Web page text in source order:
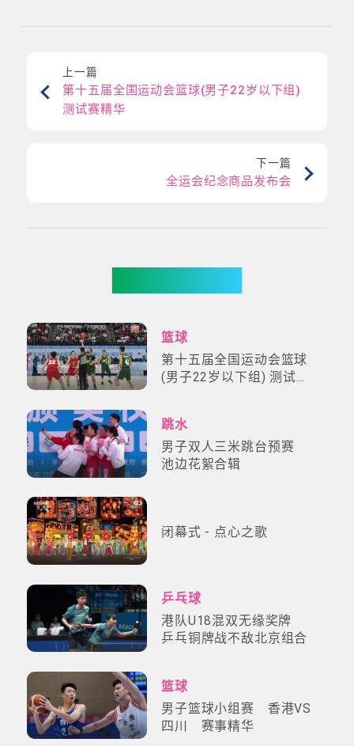
上一篇
第十五届全国运动会篮球(男子22岁以下组)
测试赛精华
下一篇
全运会纪念商品发布会
篮球
第十五届全国运动会篮球
(男子22岁以下组) 测试赛
跳水
男子双人三米跳台预赛
池边花絮合辑
闭幕式 - 点心之歌
乒乓球
港队U18混双无缘奖牌
乒乓铜牌战不敌北京组合
篮球
男子篮球小组赛 香港VS
四川 赛事精华